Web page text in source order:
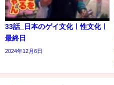
33話_日本のゲイ文化ㅣ性文化ㅣ
最終日
2024年12月6日